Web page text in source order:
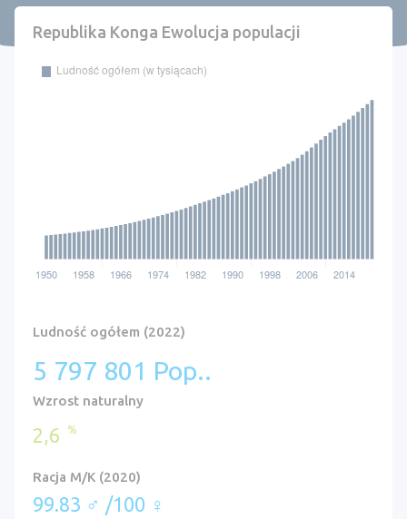
Republika Konga Ewolucja populacji
Ludność ogółem (2022)
5 797 801 Pop..
Wzrost naturalny
2,6 %
Racja M/K (2020)
99.83 ♂ /100 ♀